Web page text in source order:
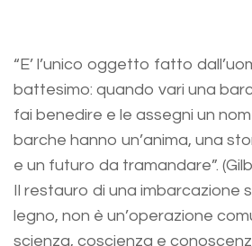
“E’ l’unico oggetto fatto
battesimo: quando vari una
fai benedire e le assegni un
barche hanno un’anima, una
e un futuro da tramandare”.
Il restauro di una imbarcazione
legno, non è un’operazione
scienza, coscienza e